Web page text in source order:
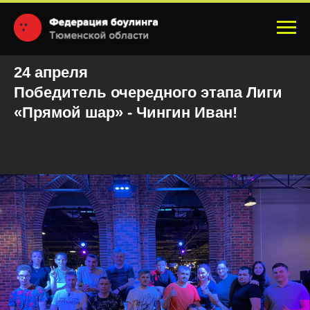
24 апреля
Победитель очередного этапа Лиги
«Прямой шар» - Чингин Иван!